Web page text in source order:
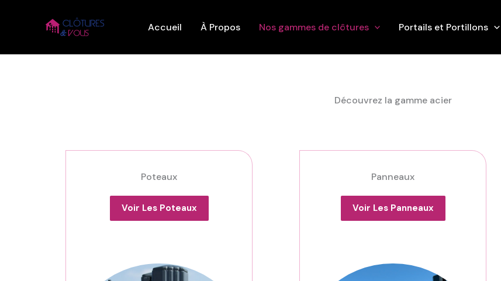
Accueil À Propos Nos gammes de clôtures Portails et Portillons
Découvrez la gamme acier
Poteaux
Voir Les Poteaux
Panneaux
Voir Les Panneaux